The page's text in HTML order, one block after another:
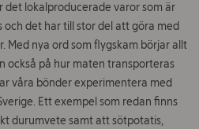
lokalproducerade varor som är
det har till stor del att göra med
Med nya ord som flygskam börjar allt
också på hur maten transporteras
våra bönder experimentera med
Ett exempel som redan finns
durumvete samt att sötpotatis,